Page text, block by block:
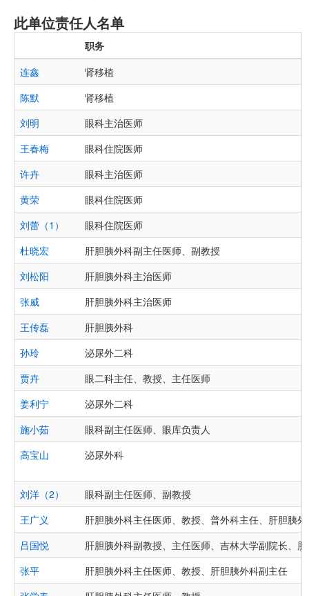
此单位责任人名单
职务
连鑫
肾移植
陈默
肾移植
刘明
眼科主治医师
王春梅
眼科住院医师
许卉
眼科主治医师
黄荣
眼科住院医师
刘蕾（1）
眼科住院医师
杜晓宏
肝胆胰外科副主任医师、副教授
刘松阳
肝胆胰外科主治医师
张威
肝胆胰外科主治医师
王传磊
肝胆胰外科
孙玲
泌尿外二科
贾卉
眼二科主任、教授、主任医师
姜利宁
泌尿外二科
施小茹
眼科副主任医师、眼库负责人
高宝山
泌尿外科
刘洋（2）
眼科副主任医师、副教授
王广义
肝胆胰外科主任医师、教授、普外科主任、肝胆胰
吕国悦
肝胆胰外科副教授、主任医师、吉林大学副院长、
张平
肝胆胰外科主任医师、教授、肝胆胰外科副主任